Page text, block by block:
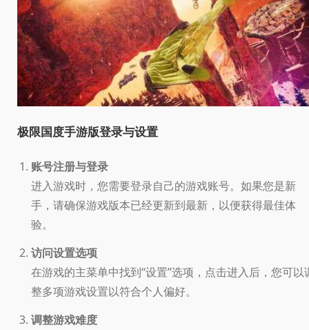
极限国度手游版登录与设置
账号注册与登录
进入游戏时，您需要登录自己的游戏账号。如果您是新
手，请确保游戏版本已经更新到最新，以便获得最佳体
验。
访问设置选项
在游戏的主菜单中找到“设置”选项，点击进入后，您可以
整多项游戏设置以符合个人偏好。
调整游戏难度